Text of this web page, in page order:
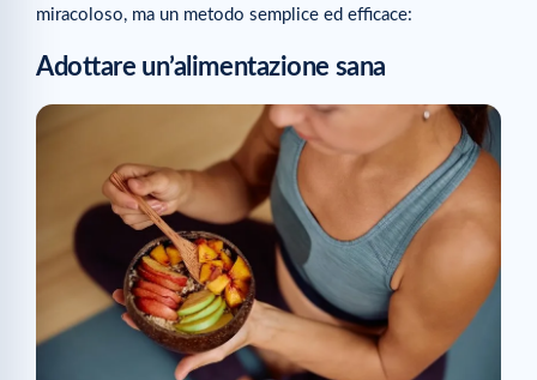
miracoloso, ma un metodo semplice ed efficace:
Adottare un’alimentazione sana